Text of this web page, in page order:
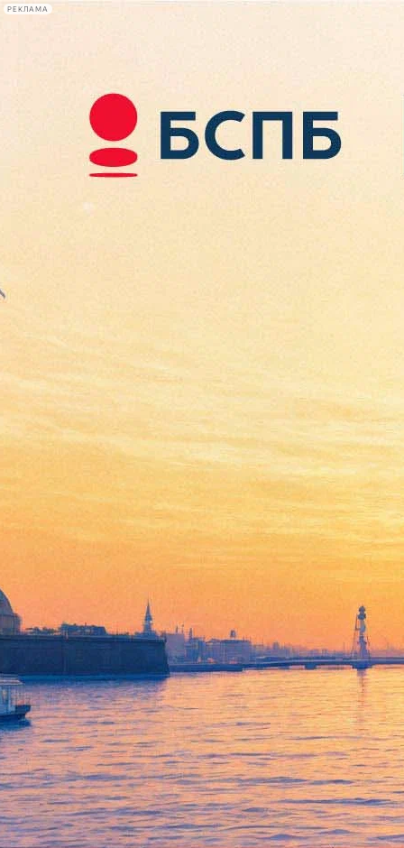
РЕКЛАМА
Сегодня:
2026.08.08
15:11
Афиша Plus
Tout paye, или Всё оплачено
27 июля 2012, пятница-28 июля 2012, суббота
Версия для печати
Все спектакли